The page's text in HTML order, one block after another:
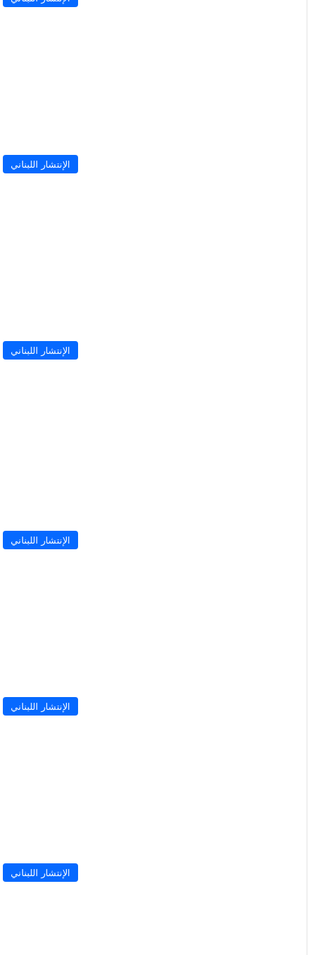
الإنتشار اللبناني
الإنتشار اللبناني
الإنتشار اللبناني
الإنتشار اللبناني
الإنتشار اللبناني